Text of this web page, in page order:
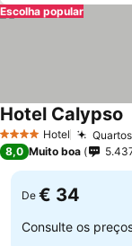
Escolha popular
4 EstrelasHotel
Hotel Calypso
8,0 Muito boa
De € 34
Consulte os